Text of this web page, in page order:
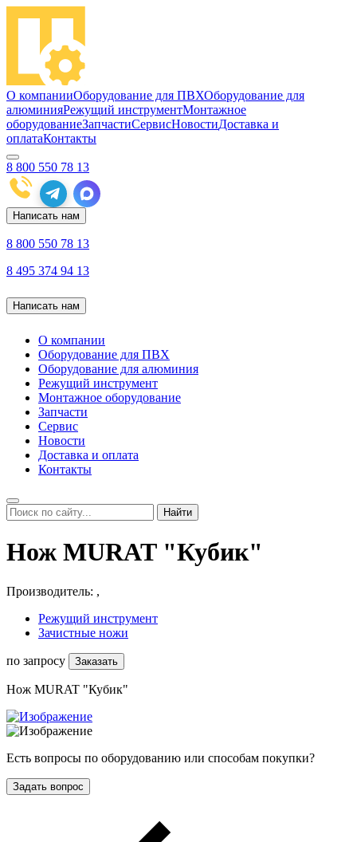
О компанииОборудование для ПВХОборудование для
алюминияРежущий инструментМонтажное
оборудованиеЗапчастиСервисНовостиДоставка и
оплатаКонтакты
8 800 550 78 13
Написать нам
8 800 550 78 13
8 495 374 94 13
Написать нам
О компании
Оборудование для ПВХ
Оборудование для алюминия
Режущий инструмент
Монтажное оборудование
Запчасти
Сервис
Новости
Доставка и оплата
Контакты
Найти
Нож MURAT "Кубик"
Производитель: ,
Режущий инструмент
Зачистные ножи
по запросу Заказать
Нож MURAT "Кубик"
Есть вопросы по оборудованию или способам покупки?
Задать вопрос